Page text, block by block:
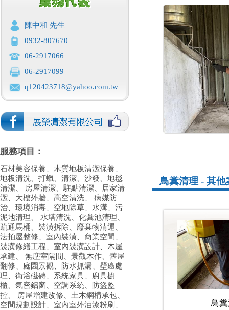
陳中和 先生
0932-807670
06-2917066
06-2917099
q120423718@yahoo.com.tw
服務項目：
石材美容保養、木質地板清潔保養、
地板清洗、打蠟、清潔、沙發、地毯
清潔、 房屋清潔、駐點清潔、居家清
潔、大樓外牆、高空清洗、 病媒防
治、環境消毒、空地除草、水溝、污
泥地清理、 水塔清洗、化糞池清理、
疏通馬桶、裝潢拆除、廢棄物清運、
法拍屋整修、室內裝潢、商業空間、
裝潢修繕工程、室內裝潢設計、木屋
承建、 無塵室隔間、景觀木作、舊屋
翻修、庭園景觀、防水抓漏、壁癌處
理、衛浴磁磚、系統家具、廚具櫥
櫃、氣密鋁窗、空調系統、防盜監
控、 房屋增建改修、土木鋼構承包、
空間規劃設計、室內室外油漆粉刷、
鳥糞清理 - 其他
鳥